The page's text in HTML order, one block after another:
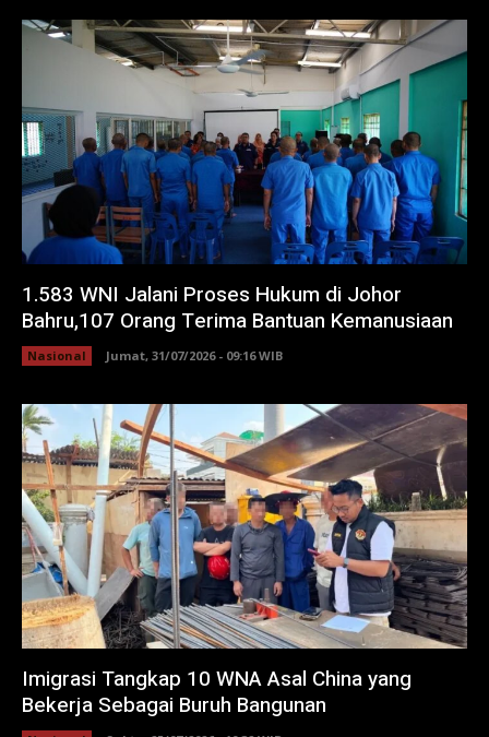
1.583 WNI Jalani Proses Hukum di Johor
Bahru,107 Orang Terima Bantuan Kemanusiaan
Nasional Jumat, 31/07/2026 - 09:16 WIB
Imigrasi Tangkap 10 WNA Asal China yang
Bekerja Sebagai Buruh Bangunan